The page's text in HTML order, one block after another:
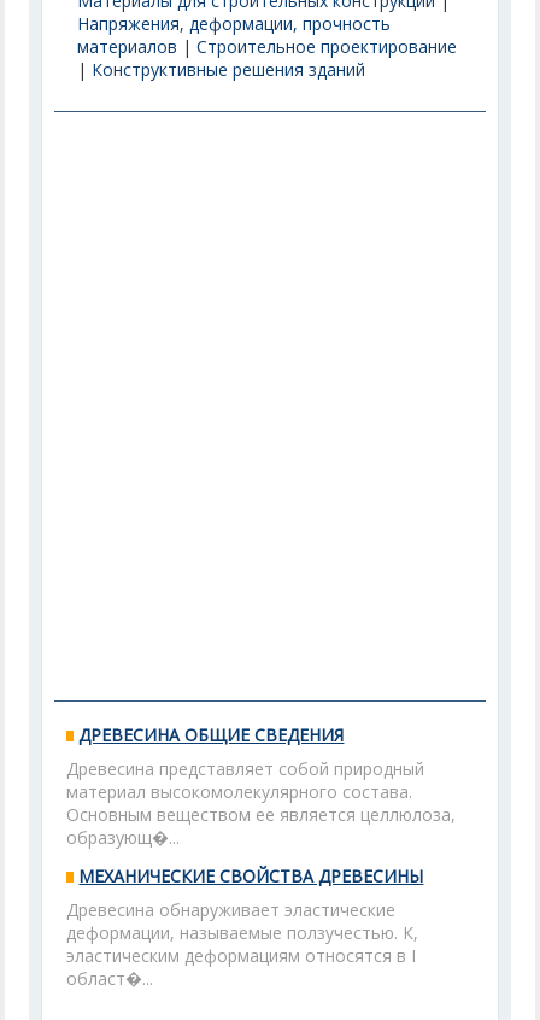
Напряжения, деформации, прочность
материалов |Строительное проектирование
| Конструктивные решения зданий
ДРЕВЕСИНА ОБЩИЕ СВЕДЕНИЯ
Древесина представляет собой природный
материал высокомолекулярного состава.
Основным веществом ее является целлюлоза,
образующ�...
МЕХАНИЧЕСКИЕ СВОЙСТВА ДРЕВЕСИНЫ
Древесина обнаруживает эластические
деформации, называемые ползучестью. К,
эластическим деформациям относятся в I
област�...